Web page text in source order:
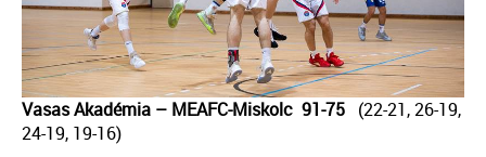
Vasas Akadémia – MEAFC-Miskolc 91-75 (22-21, 26-19,
24-19, 19-16)